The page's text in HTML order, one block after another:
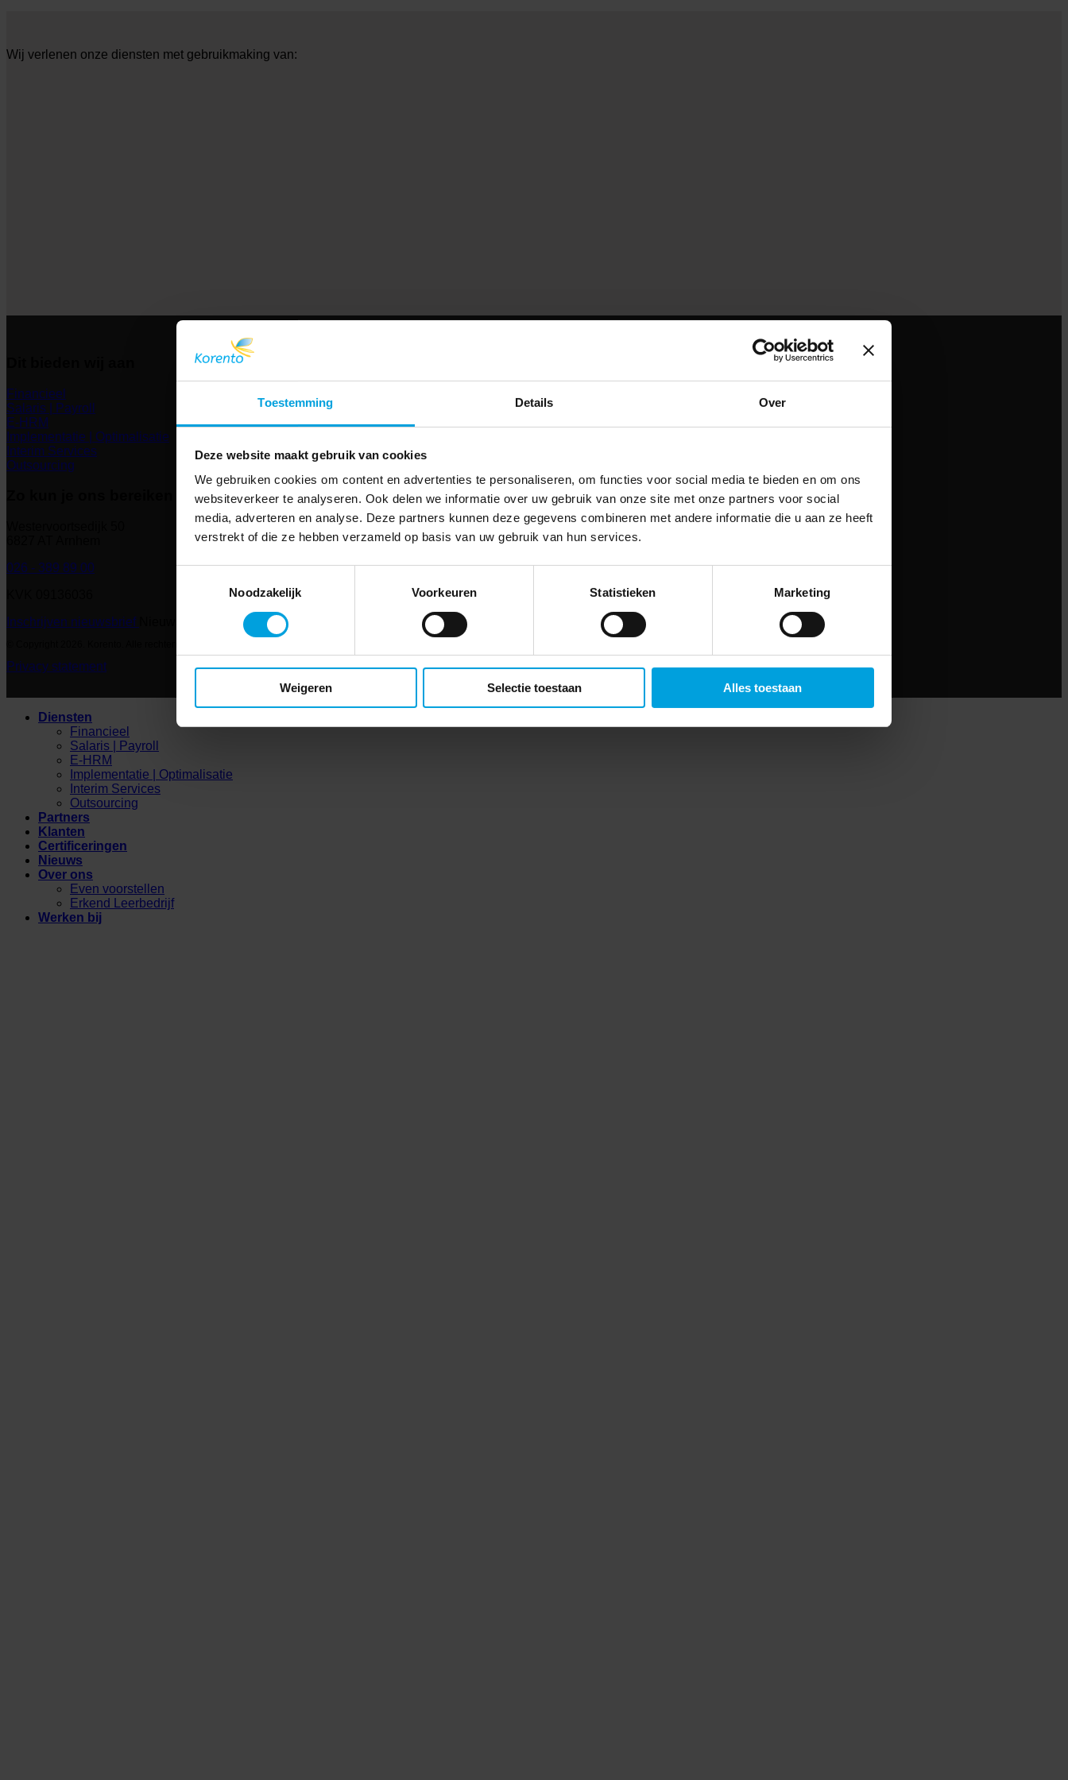
Toestemming Details Over
Deze website maakt gebruik van cookies
We gebruiken cookies om content en advertenties te personaliseren, om functies voor social media te bieden en om ons
websiteverkeer te analyseren. Ook delen we informatie over uw gebruik van onze site met onze partners voor social
media, adverteren en analyse. Deze partners kunnen deze gegevens combineren met andere informatie die u aan ze heeft
verstrekt of die ze hebben verzameld op basis van uw gebruik van hun services.
Noodzakelijk
Voorkeuren Statistieken Marketing
Weigeren Selectie toestaan Alles toestaan
Wij verlenen onze diensten met gebruikmaking van:
Financieel
Salaris | Payroll
E-HRM
Implementatie | Optimalisatie
Interim Services
Outsourcing
026 - 389 89 00
Inschrijven nieuwsbrief
Privacy statement
Diensten
Financieel
Salaris | Payroll
E-HRM
Implementatie | Optimalisatie
Interim Services
Outsourcing
Partners
Klanten
Certificeringen
Nieuws
Over ons
Even voorstellen
Erkend Leerbedrijf
Werken bij